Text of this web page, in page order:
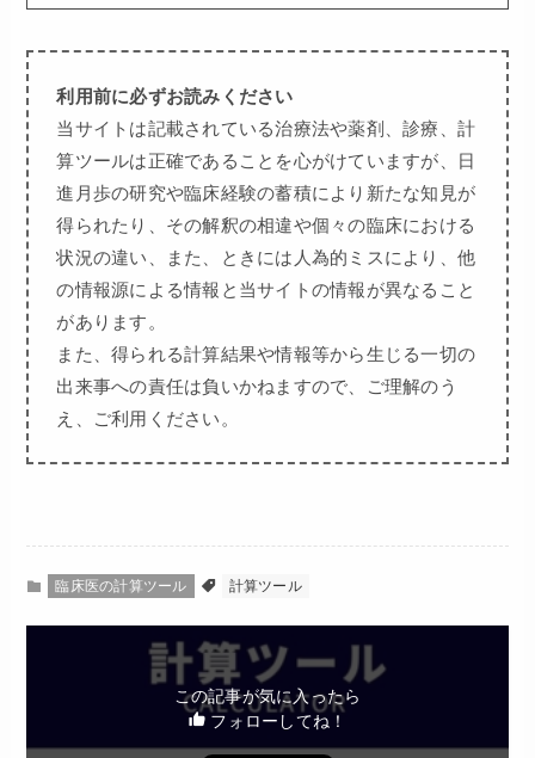
利用前に必ずお読みください
当サイトは記載されている治療法や薬剤、診療、計
算ツールは正確であることを心がけていますが、日
進月歩の研究や臨床経験の蓄積により新たな知見が
得られたり、その解釈の相違や個々の臨床における
状況の違い、また、ときには人為的ミスにより、他
の情報源による情報と当サイトの情報が異なること
があります。
また、得られる計算結果や情報等から生じる一切の
出来事への責任は負いかねますので、ご理解のう
え、ご利用ください。
臨床医の計算ツール 計算ツール
この記事が気に入ったら
フォローしてね！